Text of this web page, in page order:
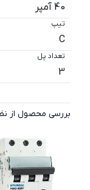
40 آمپر
تیپ
C
تعداد پل
3
بررسی محصول از